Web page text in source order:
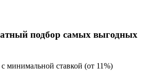
подбор самых выгодных
минимальной ставкой (от 11%)